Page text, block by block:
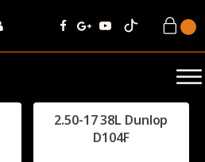
2.50-17 38L Dunlop
D104F